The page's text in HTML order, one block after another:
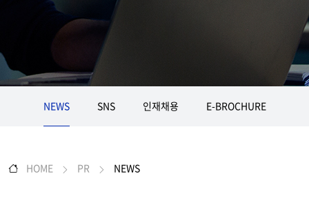
NEWS SNS 인재채용 E-BROCHURE
HOME PR NEWS